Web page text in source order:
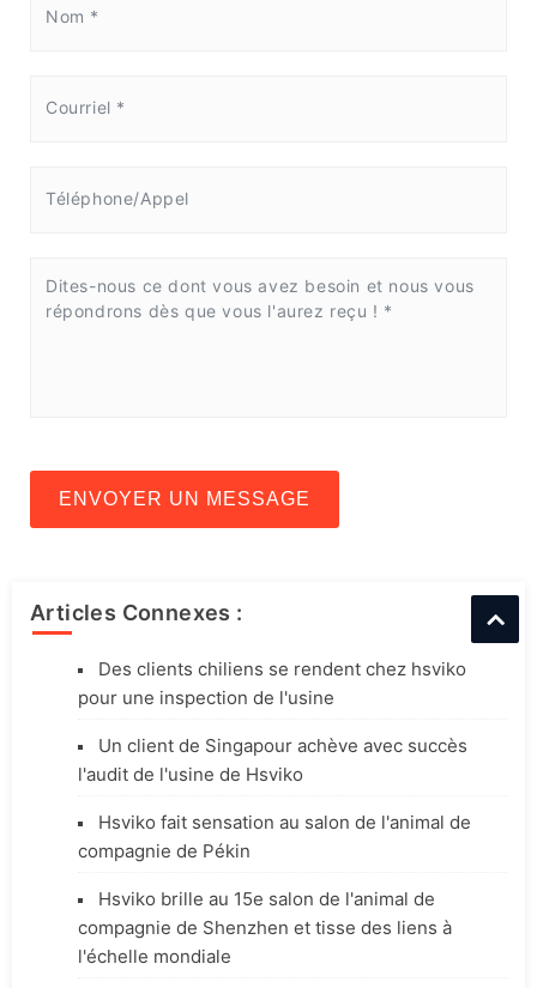
ENVOYER UN MESSAGE
Articles Connexes :
Des clients chiliens se rendent chez hsviko
pour une inspection de l'usine
Un client de Singapour achève avec succès
l'audit de l'usine de Hsviko
Hsviko fait sensation au salon de l'animal de
compagnie de Pékin
Hsviko brille au 15e salon de l'animal de
compagnie de Shenzhen et tisse des liens à
l'échelle mondiale